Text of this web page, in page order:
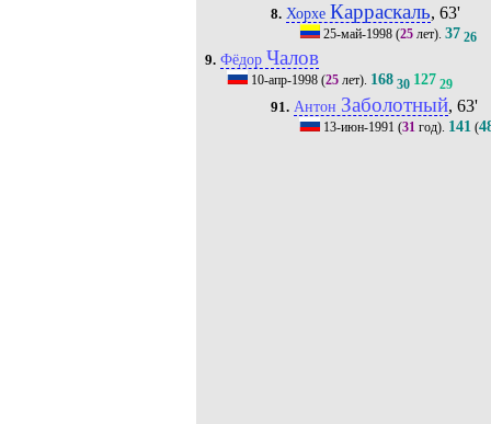
8. Хорхе Карраскаль, 63'
25-май-1998 (25 лет).37 26
9. Фёдор Чалов
10-апр-1998(25лет). 168 30 127 29
91. Антон Заболотный, 63'
13-июн-1991 (31 год). 141 (